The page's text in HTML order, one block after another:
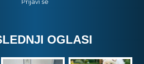
Prijavi se
OGLASI